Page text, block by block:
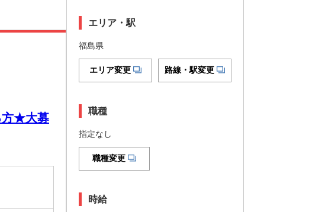
方★大募
エリア・駅
福島県
エリア変更 路線・駅変更
職種
指定なし
職種変更
時給